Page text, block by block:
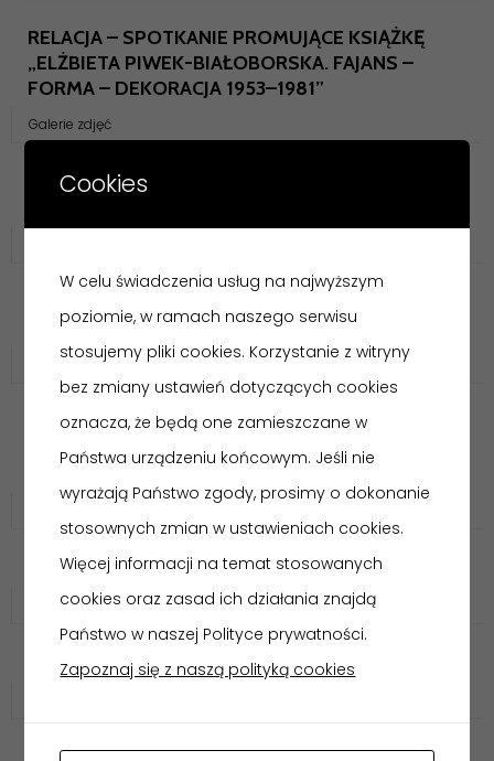
RELACJA – SPOTKANIE PROMUJĄCE KSIĄŻKĘ
„ELŻBIETA PIWEK-BIAŁOBORSKA. FAJANS –
FORMA – DEKORACJA 1953–1981”
Galerie zdjęć
RELACJA – DZIEJE SZTUKI W ZARYSIE
„WIANKI”
Galerie zdjęć
RELACJA – „ROZMOWY O ARCHEOLOGII PRZY
KAWIE” – ZWIEDZANIE KURATORSKIE WYSTAWY
CZASOWEJ „AUTOSTRADĄ DO PRZESZŁOŚCI…”
WAKACYJNE WARSZTATY DLA GRUP W MUZEUM
Galerie zdjęć
RELACJA – XI WIECZÓR POD LIPĄ
Cookies
W celu świadczenia usług na najwyższym
poziomie, w ramach naszego serwisu
stosujemy pliki cookies. Korzystanie z witryny
bez zmiany ustawień dotyczących cookies
oznacza, że będą one zamieszczane w
Państwa urządzeniu końcowym. Jeśli nie
wyrażają Państwo zgody, prosimy o dokonanie
stosownych zmian w ustawieniach cookies.
Więcej informacji na temat stosowanych
cookies oraz zasad ich działania znajdą
Państwo w naszej Polityce prywatności.
Zapoznaj się z naszą polityką cookies